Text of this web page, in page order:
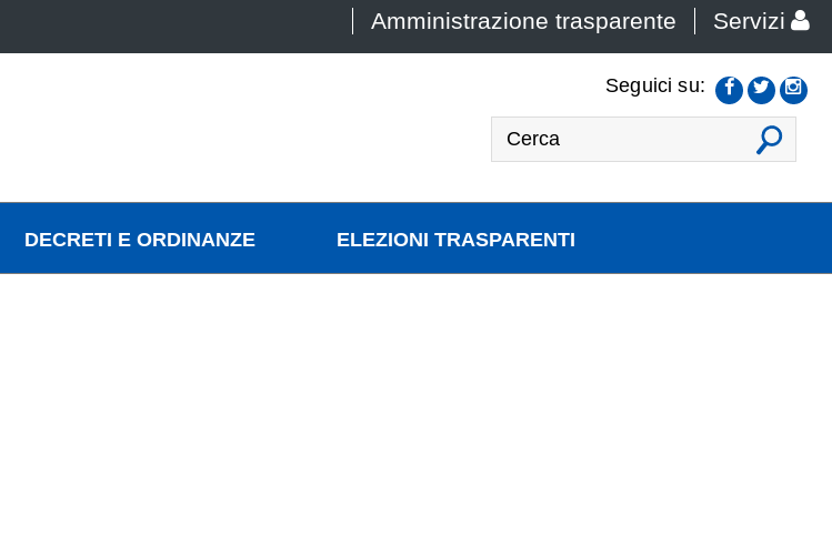
Amministrazione trasparente Servizi
VAI
Seguici su:
DECRETI E ORDINANZE ELEZIONI TRASPARENTI